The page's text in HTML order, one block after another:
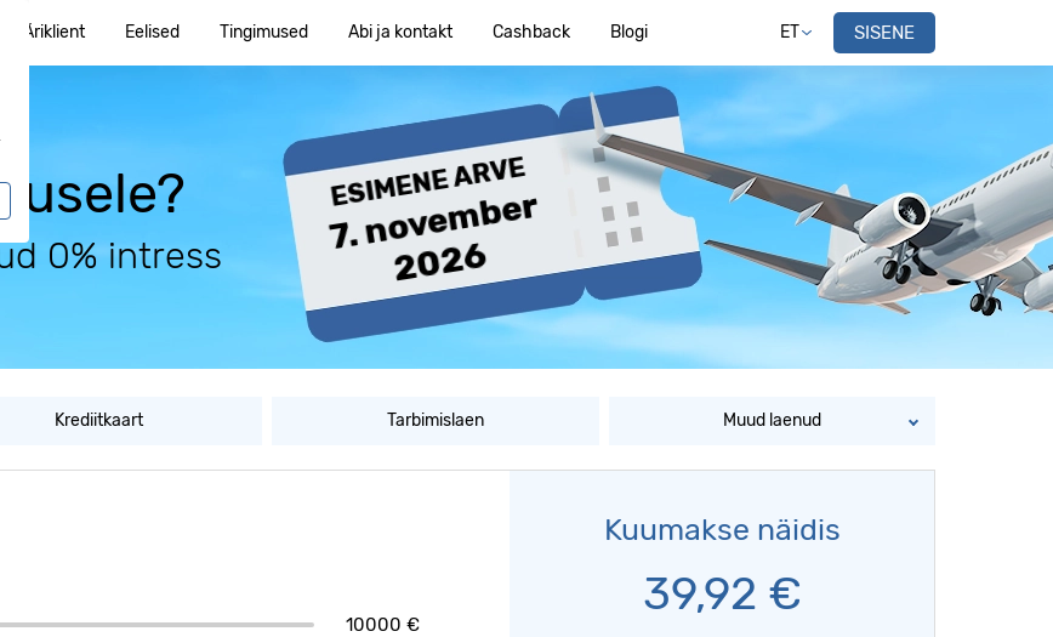
Äriklient Eelised Tingimused Abi ja kontakt Cashback Blogi ET SISENE
ESIMENE ARVE
7. november
2026
Garmin Pay-d
Krediitkaart Tarbimislaen Muud laenud
10000 €
Kuumakse näidis
39,92 €